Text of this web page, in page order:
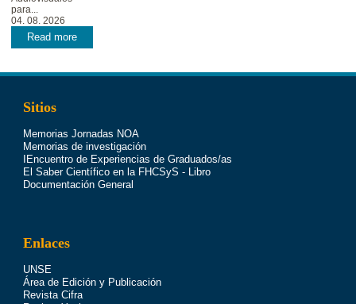
para...
04. 08. 2026
Read more
Sitios
Memorias Jornadas NOA
Memorias de investigación
IEncuentro de Experiencias de Graduados/as
El Saber Científico en la FHCSyS - Libro
Documentación General
Enlaces
UNSE
Área de Edición y Publicación
Revista Cifra